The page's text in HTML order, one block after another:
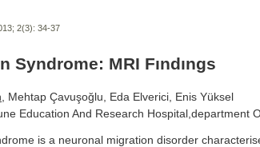
2(3): 34-37
Syndrome: MRI Fındıngs
, Mehtap Çavuşoğlu, Eda Elverici, Enis Yüksel
Education And Research Hospital,department
is a neuronal migration disorder